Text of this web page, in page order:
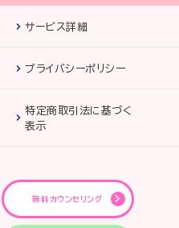
サービス詳細
プライバシーポリシー
特定商取引法に基づく
表示
無料カウンセリング